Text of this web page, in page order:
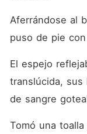
Aferrándose al
puso de pie
El espejo
translúcida, sus
de sangre
Tomó una